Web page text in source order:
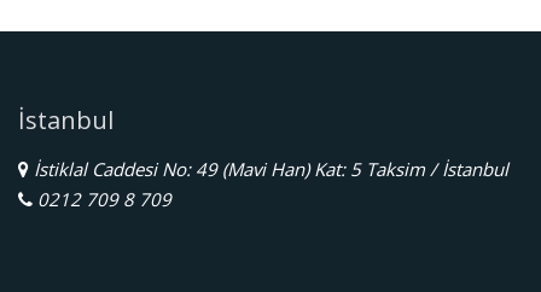
İstanbul
İstiklal Caddesi No: 49 (Mavi Han) Kat: 5 Taksim / İstanbul
0212 709 8 709